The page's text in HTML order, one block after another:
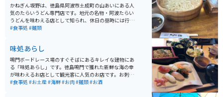
かねぎん坂野は、徳島県阿波市土成町の山あいにある人
気のたらいうどん専門店です。地元の名物・阿波たらい
うどんを味わえる店として知られ、休日の昼時には行列
ができることも多いほどの人気。木製の大きなたらいに
おすすめ。 うどんのほかにも釜飯やおにぎり、からあげ
などのサイドメニューも充実しています。山の中にある
ため、春の桜や秋の紅葉を眺めながら食事を楽しめるの
も魅力。バイクで訪れる場合は、県道沿いのワインディ
ングを抜ける快適なツーリングコースで、自然の景色を
#食事処 #麺類
味処あらし
鳴門ボードレース場のすぐそばにあるキレイな建物にあ
る「味処あらし」です。徳島鳴門で獲れた新鮮な海の幸
が味わえるお店として観光客に人気のお店です。お刺身
からお寿司、揚げ物、煮物まで、なんでも美味しくいた
#食事処 #お土産#海鮮#お肉#麺類#お酒